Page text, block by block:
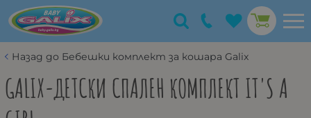
Назад до Бебешки комплект за кошара Galix
GALIX-ДЕТСКИ СПАЛЕН КОМПЛЕКТ IT'S A